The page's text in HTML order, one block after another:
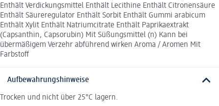
Enthält Verdickungsmittel Enthält Lecithine Enthält Citronensäure
Enthält Säureregulator Enthält Sorbit Enthält Gummi arabicum
Enthält Xylit Enthält Natriumcitrate Enthält Paprikaextrakt
(Capsanthin, Capsorubin) Mit Süßungsmittel (n) Kann bei
übermäßigem Verzehr abführend wirken Aroma / Aromen Mit
Farbstoff
Aufbewahrungshinweise
Trocken und nicht über 25°C lagern.